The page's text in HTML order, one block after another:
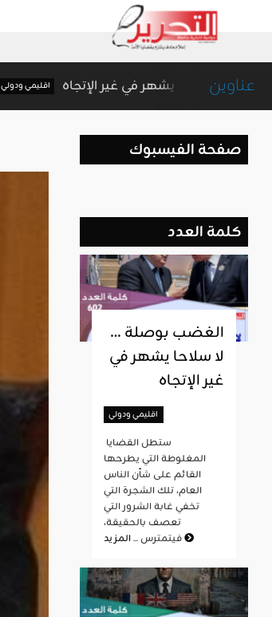
عناوين
الغضب بوصلة … لا سلاحا يشهر في غير الإتجاه
صفحة الفيسبوك
كلمة العدد
الغضب بوصلة …
لا سلاحا يشهر في
غير الإتجاه
اقليمي ودولي
المغلوطة التي يطرحها
القائم على شأن الناس
العام، تلك الشجرة التي
تخفي غابة الشرور التي
تعصف بالحقيقة،
فيتمترس ...المزيد